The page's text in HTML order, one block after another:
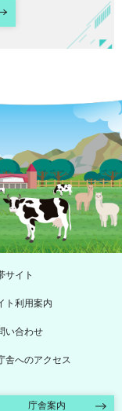
サイト
ト利用案内
い合わせ
舎へのアクセス
庁舎案内